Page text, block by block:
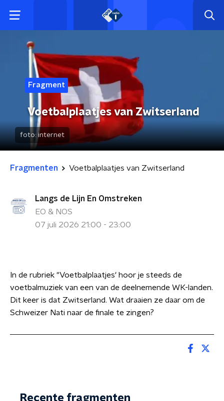
Fragment
Voetbalplaatjes van Zwitserland
foto: internet
Fragmenten Voetbalplaatjes van Zwitserland
Langs de Lijn En Omstreken
EO & NOS
07 juli 2026 21:00 - 23:00
In de rubriek "Voetbalplaatjes' hoor je steeds de
voetbalmuziek van een van de deelnemende WK-landen.
Dit keer is dat Zwitserland. Wat draaien ze daar om de
Schweizer Nati naar de finale te zingen?
Recente fragmenten